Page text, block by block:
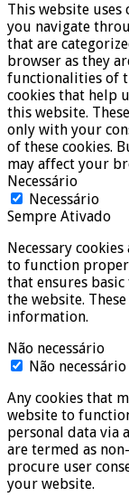
This website
you navigate
that are
browser as they
functionalities of
cookies that help
this website.
only with your
of these cookies.
may affect your
Necessário
Necessário
Sempre Ativado
Necessary
to function
that ensures
the website.
information.
Não necessário
Não necessário
Any cookies that
website to
personal data via
are termed as
procure user
your website.